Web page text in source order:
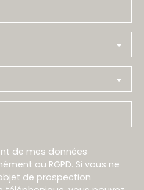
de mes données
au RGPD. Si vous ne
de prospection